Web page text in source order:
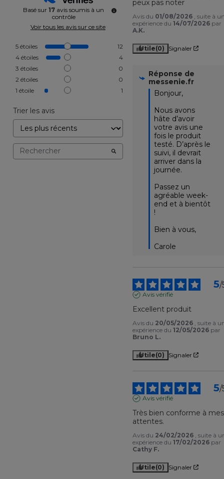
Basé sur 17 avis soumis à un
contrôle
Voir tous les avis sur ce site
5 étoiles
12
4 étoiles
4
3 étoiles
0
2 étoiles
0
1 étoile 1
Trier les avis
peux pas noter
Avis du 01/08/2026 , suite à
expérience du14/07/2026 par
A.K.
Utile(0) Signaler
Réponse de
messenie.fr
Bonjour,
Nous avons
hâte d’avoir
votre avis une
fois le produit
testé. D’après le
suivi, il devrait
arriver dans la
journée.
Passez un
agréable week-
end et à bientôt
!
Bien à vous,
Carole
5/
Avis vérifié
Excellent produit
Avis du 20/05/2026 , suite à
expérience du12/05/2026 par
Bruno L.
Utile(0) Signaler
5/
Avis vérifié
Très bien conforme à mes
attentes.
Avis du 24/02/2026 , suite à
expérience du17/02/2026 par
Cathy F.
Utile(0) Signaler